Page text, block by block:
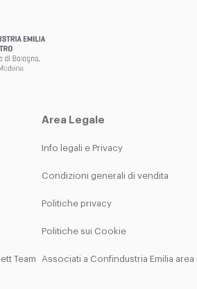
Team
Area Legale
Info legali e Privacy
Condizioni generali di vendita
Politiche privacy
Politiche sui Cookie
Associati a Confindustria Emilia